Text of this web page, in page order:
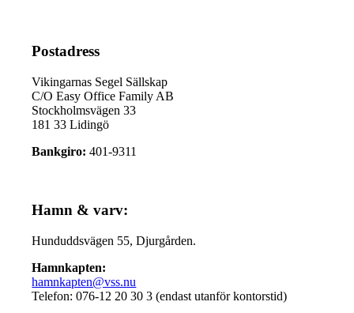
Postadress
Vikingarnas Segel Sällskap
C/O Easy Office Family AB
Stockholmsvägen 33
181 33 Lidingö
Bankgiro:401-9311
Hamn & varv:
Hunduddsvägen 55, Djurgården.
Hamnkapten:
hamnkapten@vss.nu
Telefon: 076-12 20 30 3 (endast utanför kontorstid)